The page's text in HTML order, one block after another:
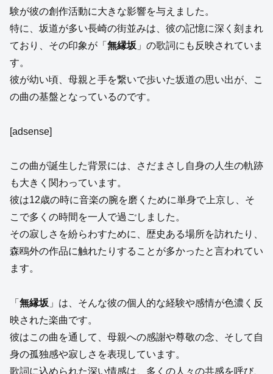
験が彼の創作活動に大きな影響を与えました。
特に、坂道が多い長崎の街並みは、彼の記憶に深く刻まれ
ており、その印象が「 無縁坂 」の歌詞にも反映されていま
す。
彼が幼い頃、母親と手を繋いで歩いた坂道の思い出が、こ
の曲の基盤となっているのです。
[adsense]
この曲が誕生した背景には、さだまさし自身の人生の軌跡
も大きく関わっています。
彼は12歳の時に音楽の腕を磨くために単身で上京し、そ
こで多くの時間を一人で過ごしました。
その寂しさを紛らわすために、歴史ある場所を訪れたり、
森鴎外の作品に触れたりすることが多かったと言われてい
ます。
「 無縁坂 」は、そんな彼の個人的な経験や感情が色濃く反
映された楽曲です。
彼はこの曲を通して、母親への感謝や尊敬の念、そして自
身の孤独感や寂しさを表現しています。
歌詞に込められた深い情感は、多くの人々の共感を呼び、